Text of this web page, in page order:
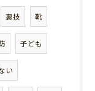
裏技 靴
子ども
い